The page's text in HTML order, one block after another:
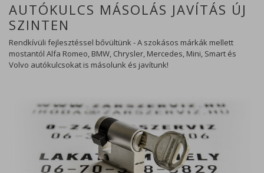
AUTÓKULCS MÁSOLÁS JAVÍTÁS ÚJ
SZINTEN
Rendkívüli fejlesztéssel bővültünk - A szokásos márkák mellett
mostantól Alfa Romeo, BMW, Chrysler, Mercedes, Mini, Smart és
Volvo autókulcsokat is másolunk és javítunk!